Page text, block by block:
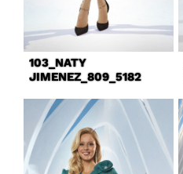
103_NATY
JIMENEZ_809_5182